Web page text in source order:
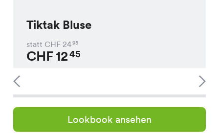
Tiktak Bluse
statt CHF 2495
CHF1245
Lookbook ansehen